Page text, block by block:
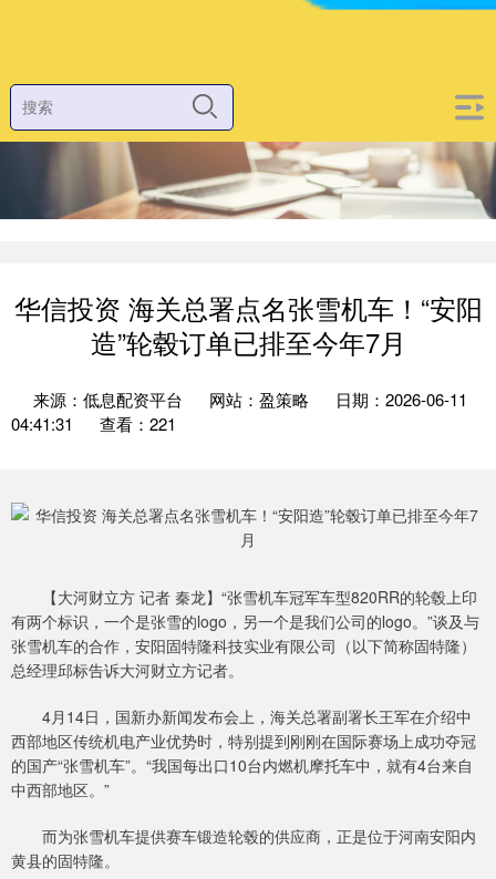
华信投资 海关总署点名张雪机车！“安阳
造”轮毂订单已排至今年7月
来源：低息配资平台 网站：盈策略
日期：2026-06-11
04:41:31
查看：221
【大河财立方 记者 秦龙】“张雪机车冠军车型820RR的轮毂上印
有两个标识，一个是张雪的logo，另一个是我们公司的logo。”谈及与
张雪机车的合作，安阳固特隆科技实业有限公司（以下简称固特隆）
总经理邱标告诉大河财立方记者。
4月14日，国新办新闻发布会上，海关总署副署长王军在介绍中
西部地区传统机电产业优势时，特别提到刚刚在国际赛场上成功夺冠
的国产“张雪机车”。“我国每出口10台内燃机摩托车中，就有4台来自
中西部地区。”
而为张雪机车提供赛车锻造轮毂的供应商，正是位于河南安阳内
黄县的固特隆。